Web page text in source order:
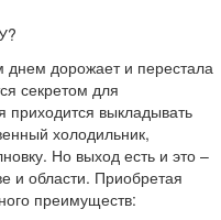
днем дорожает и перестала
секретом для
приходится выкладывать
холодильник,
Но выход есть и это –
и области. Приобретая
преимуществ: